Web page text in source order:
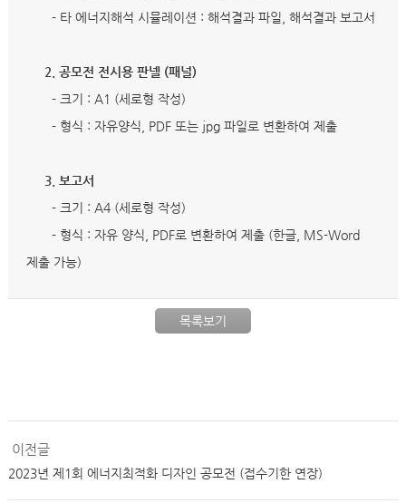
- 타 에너지해석 시뮬레이션 : 해석결과 파일, 해석결과 보고서
2. 공모전 전시용 판넬 (패널)
- 크기 : A1 (세로형 작성)
- 형식 : 자유양식, PDF 또는 jpg 파일로 변환하여 제출
3. 보고서
- 크기 : A4 (세로형 작성)
- 형식 : 자유 양식, PDF로 변환하여 제출 (한글, MS-Word
제출 가능)
목록보기
이전글
2023년 제1회 에너지최적화 디자인 공모전 (접수기한 연장)